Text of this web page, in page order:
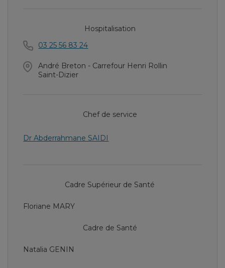
Hospitalisation
03 25 56 83 24
André Breton - Carrefour Henri Rollin
Saint-Dizier
Chef de service
Dr Abderrahmane SAIDI
Cadre Supérieur de Santé
Floriane MARY
Cadre de Santé
Natalia GENIN